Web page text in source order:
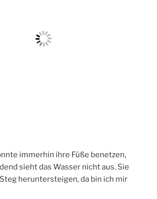
immerhin ihre Füße benetzen,
sieht das Wasser nicht aus. Sie
heruntersteigen, da bin ich mir